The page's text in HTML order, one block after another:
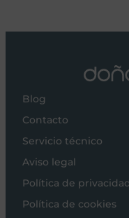
Blog
Contacto
Servicio técnico
Aviso legal
Política de privacidad
Política de cookies